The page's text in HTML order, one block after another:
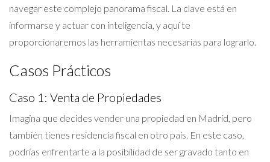
navegar este complejo panorama fiscal. La clave está en
informarse y actuar con inteligencia, y aquí te
proporcionaremos las herramientas necesarias para lograrlo.
Casos Prácticos
Caso 1: Venta de Propiedades
Imagina que decides vender una propiedad en Madrid, pero
también tienes residencia fiscal en otro país. En este caso,
podrías enfrentarte a la posibilidad de ser gravado tanto en